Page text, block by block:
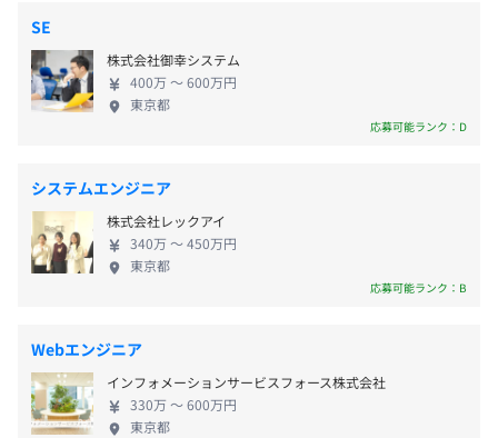
チーム（多国籍メンバー）
Docker、Terraform
BigQuery
無期雇用
3カ月
ています。
SE
株式会社御幸システム
400万 〜 600万円
東京都
応募可能ランク：D
システムエンジニア
株式会社レックアイ
340万 〜 450万円
東京都
応募可能ランク：B
Webエンジニア
インフォメーションサービスフォース株式会社
330万 〜 600万円
東京都